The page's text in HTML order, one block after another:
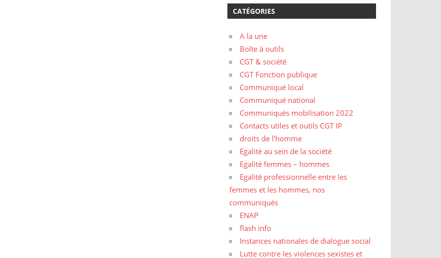
CATÉGORIES
A la une
Boîte à outils
CGT & société
CGT Fonction publique
Communiqué local
Communiqué national
Communiqués mobilisation 2022
Contacts utiles et outils CGT IP
droits de l'homme
Egalité au sein de la société
Egalité femmes – hommes
Egalité professionnelle entre les
femmes et les hommes, nos
communiqués
ENAP
flash info
Instances nationales de dialogue social
Lutte contre les violences sexistes et